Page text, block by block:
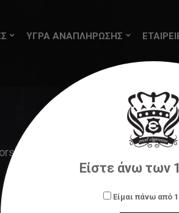
ΥΓΡΑ ΑΝΑΠΛΗΡΩΣΗΣ
BY
Είστε άνω των
Είμαι πάνω από